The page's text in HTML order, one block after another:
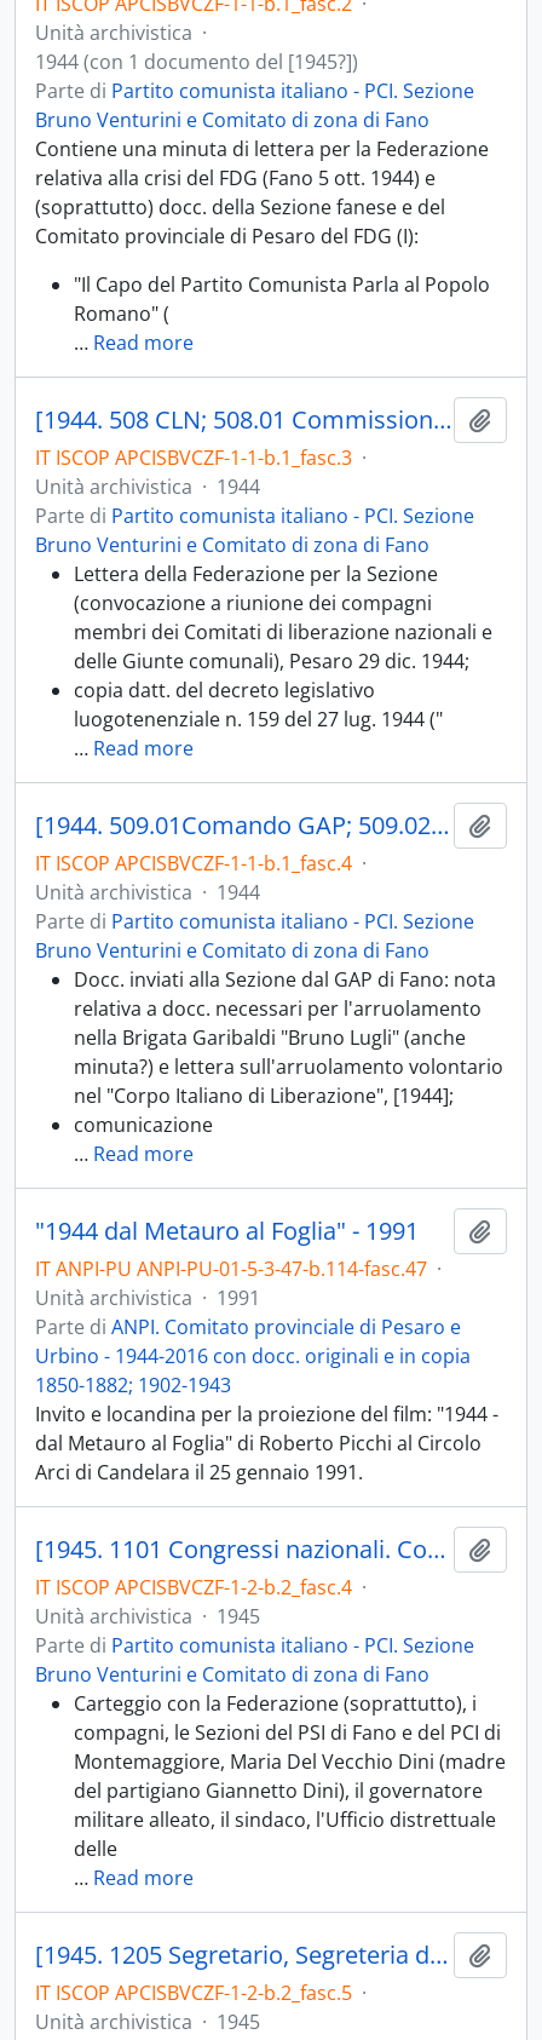
Unità archivistica ·
1944 (con 1 documento del [1945?])
Parte di Partito comunista italiano - PCI. Sezione
Bruno Venturini e Comitato di zona di Fano
Contiene una minuta di lettera per la Federazione
relativa alla crisi del FDG (Fano 5 ott. 1944) e
(soprattutto) docc. della Sezione fanese e del
Comitato provinciale di Pesaro del FDG (I):
"Il Capo del Partito Comunista Parla al Popolo
Romano" (
… Read more
[1944. 508 CLN; 508.01 Commissione d'epurazione; 508.02 Elenchi fascisti, repubblichini e collaboratori dei tedeschi; 508.03 Guardia Nazionale Repubblicana]
IT ISCOP APCISBVCZF-1-1-b.1_fasc.3 ·
Unità archivistica · 1944
Parte di Partito comunista italiano - PCI. Sezione
Bruno Venturini e Comitato di zona di Fano
Lettera della Federazione per la Sezione
(convocazione a riunione dei compagni
membri dei Comitati di liberazione nazionali e
delle Giunte comunali), Pesaro 29 dic. 1944;
copia datt. del decreto legislativo
luogotenenziale n. 159 del 27 lug. 1944 ("
… Read more
[1944. 509.01Comando GAP; 509.02 ANPI; 509.03 Brigata Garibaldi]
IT ISCOP APCISBVCZF-1-1-b.1_fasc.4 ·
Unità archivistica · 1944
Parte di Partito comunista italiano - PCI. Sezione
Bruno Venturini e Comitato di zona di Fano
Docc. inviati alla Sezione dal GAP di Fano: nota
relativa a docc. necessari per l'arruolamento
nella Brigata Garibaldi "Bruno Lugli" (anche
minuta?) e lettera sull'arruolamento volontario
nel "Corpo Italiano di Liberazione", [1944];
comunicazione
… Read more
"1944 dal Metauro al Foglia" - 1991
IT ANPI-PU ANPI-PU-01-5-3-47-b.114-fasc.47 ·
Unità archivistica · 1991
Parte di ANPI. Comitato provinciale di Pesaro e
Urbino - 1944-2016 con docc. originali e in copia
1850-1882; 1902-1943
Invito e locandina per la proiezione del film: "1944 -
dal Metauro al Foglia" di Roberto Picchi al Circolo
Arci di Candelara il 25 gennaio 1991.
[1945. 1101 Congressi nazionali. Convocazioni, inviti, relazioni. 1103 Congressi provinciali di Pesaro. 1105 Congressi, conferenze, convegni di zona e di sezione di Pesaro; 1105.01 Congressi, conferenze, convegni delle sezioni di Fano]
IT ISCOP APCISBVCZF-1-2-b.2_fasc.4 ·
Unità archivistica · 1945
Parte di Partito comunista italiano - PCI. Sezione
Bruno Venturini e Comitato di zona di Fano
Carteggio con la Federazione (soprattutto), i
compagni, le Sezioni del PSI di Fano e del PCI di
Montemaggiore, Maria Del Vecchio Dini (madre
del partigiano Giannetto Dini), il governatore
militare alleato, il sindaco, l'Ufficio distrettuale
delle
… Read more
[1945. 1205 Segretario, Segreteria della Sezione di Fano Bruno Venturini; 1205.01 Relazioni mensili e piani di lavoro della Sezione di Fano Bruno Venturini; 1205.02 Avvisi, resoconti conferenze, comizi; 1205.05 Corrispondenza, convocazioni; 1205.06 Dati informativi; 1205.07 Sussidi e assistenza]
IT ISCOP APCISBVCZF-1-2-b.2_fasc.5 ·
Unità archivistica · 1945